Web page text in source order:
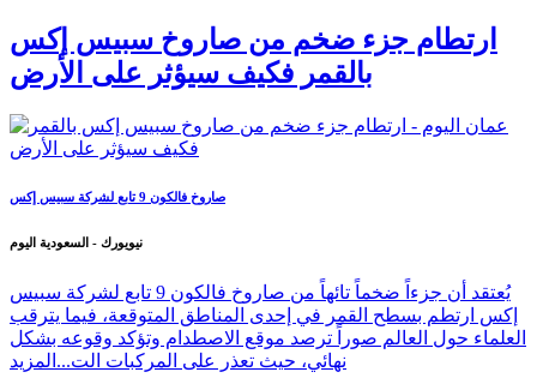
ارتطام جزء ضخم من صاروخ سبيس إكس
بالقمر فكيف سيؤثر على الأرض
صاروخ فالكون 9 تابع لشركة سبيس إكس
نيويورك - السعودية اليوم
يُعتقد أن جزءاً ضخماً تائهاً من صاروخ فالكون 9 تابع لشركة سبيس
إكس ارتطم بسطح القمر في إحدى المناطق المتوقعة، فيما يترقب
العلماء حول العالم صوراً ترصد موقع الاصطدام وتؤكد وقوعه بشكل
نهائي، حيث تعذر على المركبات الت... المزيد